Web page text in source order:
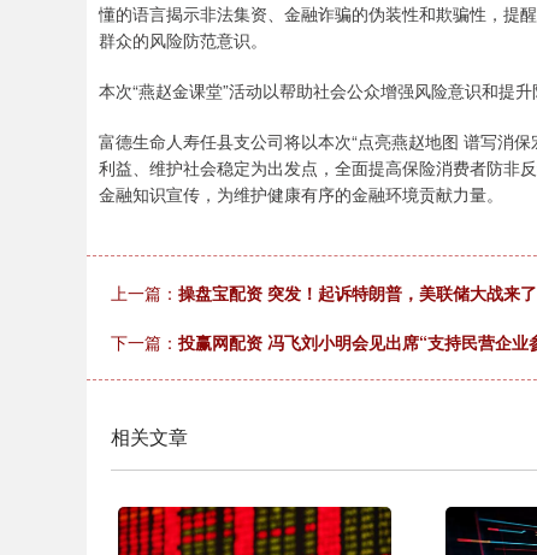
懂的语言揭示非法集资、金融诈骗的伪装性和欺骗性，提
群众的风险防范意识。
本次“燕赵金课堂”活动以帮助社会公众增强风险意识和提
富德生命人寿任县支公司将以本次“点亮燕赵地图 谱写消
利益、维护社会稳定为出发点，全面提高保险消费者防非
金融知识宣传，为维护健康有序的金融环境贡献力量。
上一篇： 操盘宝配资 突发！起诉特朗普，美联储大战来了
下一篇： 投赢网配资 冯飞刘小明会见出席“支持民营企
相关文章